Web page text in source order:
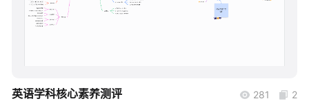
英语学科核心素养测评 281 2